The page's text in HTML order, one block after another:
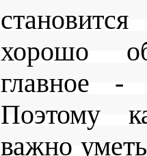
хорошо
главное -
Поэтому
важно